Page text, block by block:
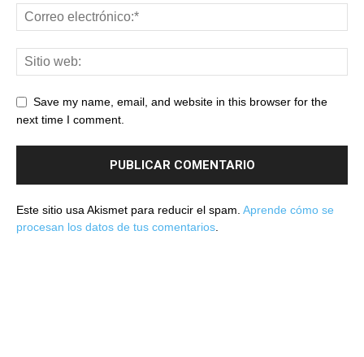
Save my name, email, and website in this browser for the
next time I comment.
Este sitio usa Akismet para reducir el spam. Aprende cómo se
procesan los datos de tus comentarios